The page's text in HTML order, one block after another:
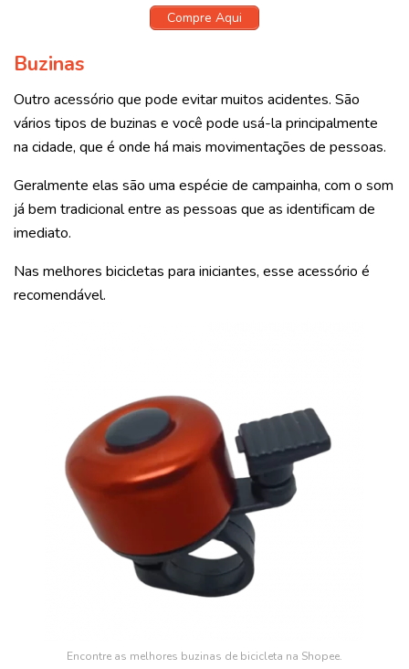
Compre Aqui
Buzinas
Outro acessório que pode evitar muitos acidentes. São
vários tipos de buzinas e você pode usá-la principalmente
na cidade, que é onde há mais movimentações de pessoas.
Geralmente elas são uma espécie de campainha, com o som
já bem tradicional entre as pessoas que as identificam de
imediato.
Nas melhores bicicletas para iniciantes, esse acessório é
recomendável.
Encontre as melhores buzinas de bicicleta na Shopee.